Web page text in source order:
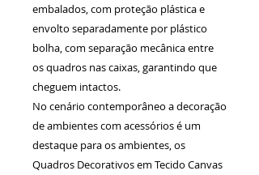
embalados, com proteção plástica e
envolto separadamente por plástico
bolha, com separação mecânica entre
os quadros nas caixas, garantindo que
cheguem intactos.
No cenário contemporâneo a decoração
de ambientes com acessórios é um
destaque para os ambientes, os
Quadros Decorativos em Tecido Canvas